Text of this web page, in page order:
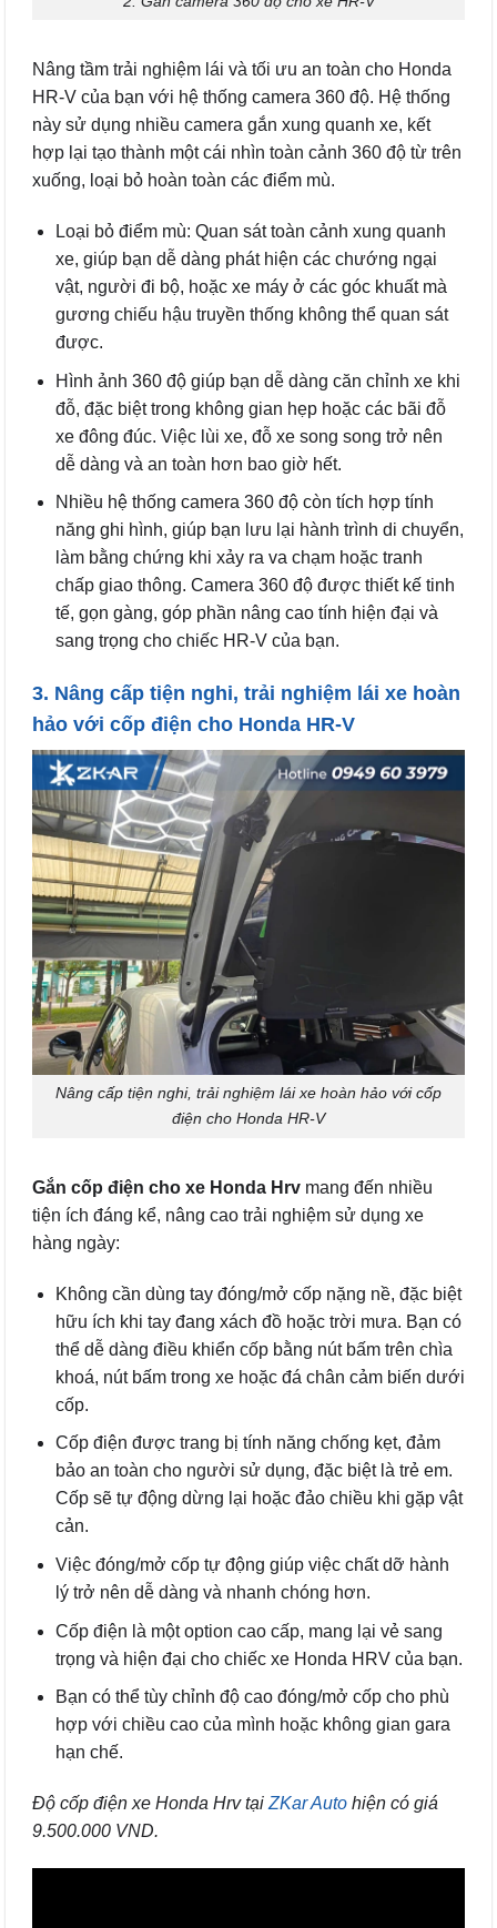
Nâng tầm trải nghiệm lái và tối ưu an toàn cho Honda
HR-V của bạn với hệ thống camera 360 độ. Hệ thống
này sử dụng nhiều camera gắn xung quanh xe, kết
hợp lại tạo thành một cái nhìn toàn cảnh 360 độ từ trên
xuống, loại bỏ hoàn toàn các điểm mù.
Loại bỏ điểm mù: Quan sát toàn cảnh xung quanh
xe, giúp bạn dễ dàng phát hiện các chướng ngại
vật, người đi bộ, hoặc xe máy ở các góc khuất mà
gương chiếu hậu truyền thống không thể quan sát
được.
Hình ảnh 360 độ giúp bạn dễ dàng căn chỉnh xe khi
đỗ, đặc biệt trong không gian hẹp hoặc các bãi đỗ
xe đông đúc. Việc lùi xe, đỗ xe song song trở nên
dễ dàng và an toàn hơn bao giờ hết.
Nhiều hệ thống camera 360 độ còn tích hợp tính
năng ghi hình, giúp bạn lưu lại hành trình di chuyển,
làm bằng chứng khi xảy ra va chạm hoặc tranh
chấp giao thông. Camera 360 độ được thiết kế tinh
tế, gọn gàng, góp phần nâng cao tính hiện đại và
sang trọng cho chiếc HR-V của bạn.
3. Nâng cấp tiện nghi, trải nghiệm lái xe hoàn
hảo với cốp điện cho Honda HR-V
Nâng cấp tiện nghi, trải nghiệm lái xe hoàn hảo với cốp
điện cho Honda HR-V
Gắn cốp điện cho xe Honda Hrv mang đến nhiều
tiện ích đáng kể, nâng cao trải nghiệm sử dụng xe
hàng ngày:
Không cần dùng tay đóng/mở cốp nặng nề, đặc biệt
hữu ích khi tay đang xách đồ hoặc trời mưa. Bạn có
thể dễ dàng điều khiển cốp bằng nút bấm trên chìa
khoá, nút bấm trong xe hoặc đá chân cảm biến dưới
cốp.
Cốp điện được trang bị tính năng chống kẹt, đảm
bảo an toàn cho người sử dụng, đặc biệt là trẻ em.
Cốp sẽ tự động dừng lại hoặc đảo chiều khi gặp vật
cản.
Việc đóng/mở cốp tự động giúp việc chất dỡ hành
lý trở nên dễ dàng và nhanh chóng hơn.
Cốp điện là một option cao cấp, mang lại vẻ sang
trọng và hiện đại cho chiếc xe Honda HRV của bạn.
Bạn có thể tùy chỉnh độ cao đóng/mở cốp cho phù
hợp với chiều cao của mình hoặc không gian gara
hạn chế.
Độ cốp điện xe Honda Hrv tại ZKar Auto hiện có giá
9.500.000 VND.